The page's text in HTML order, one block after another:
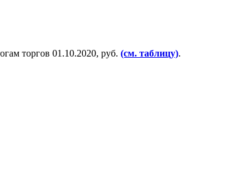
торгов 01.10.2020, руб. (см. таблицу).